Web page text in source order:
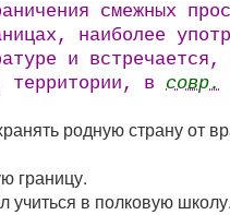
смежных
наиболее
и встречается,
территории, в совр.
родную страну от
границу.
учиться в полковую